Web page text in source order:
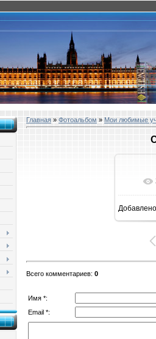
Главная » Фотоальбом » Мои любимые
Добавлено
Всего комментариев: 0
Имя *:
Email *: